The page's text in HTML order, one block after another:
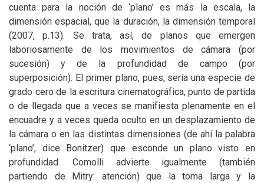
cuenta para la noción de ‘plano’ es más la escala, la
dimensión espacial, que la duración, la dimensión temporal
(2007, p.13). Se trata, así, de planos que emergen
laboriosamente de los movimientos de cámara (por
sucesión) y de la profundidad de campo (por
superposición). El primer plano, pues, sería una especie de
grado cero de la escritura cinematográfica, punto de partida
o de llegada que a veces se manifiesta plenamente en el
encuadre y a veces queda oculto en un desplazamiento de
la cámara o en las distintas dimensiones (de ahí la palabra
‘plano’, dice Bonitzer) que esconde un plano visto en
profundidad. Comolli advierte igualmente (también
partiendo de Mitry: atención) que la toma larga y la